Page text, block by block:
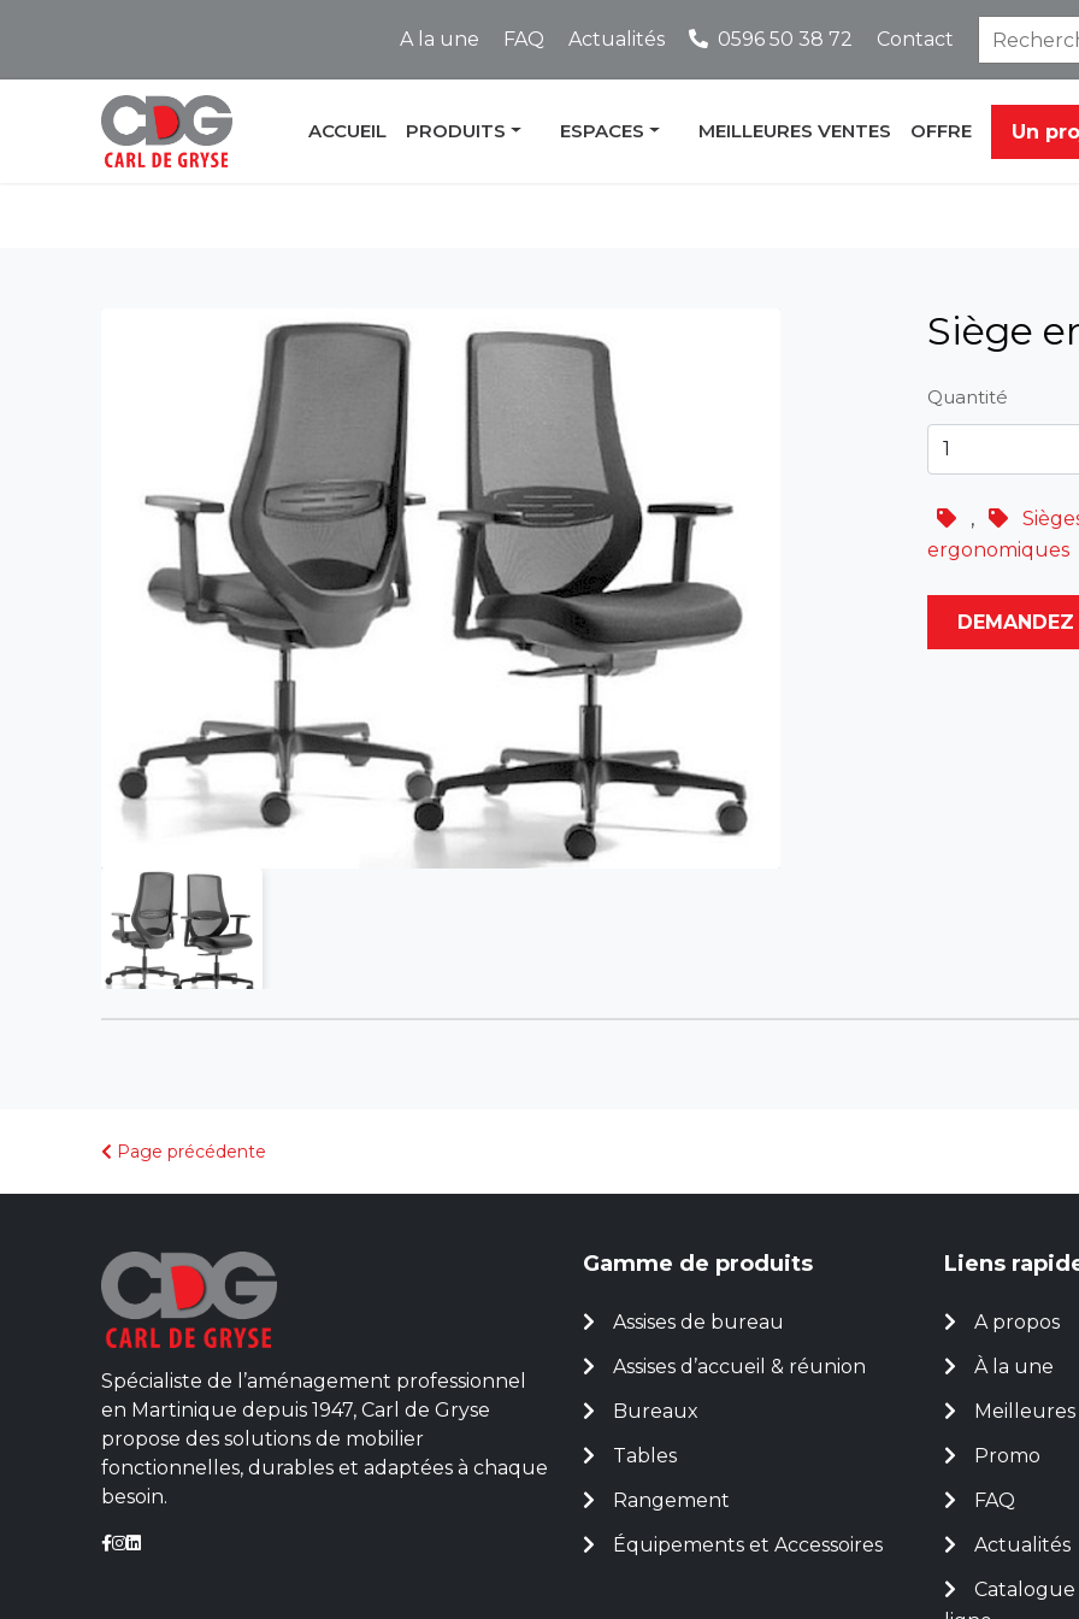
A la une FAQ Actualités 0596 50 38 72 Contact
ACCUEIL PRODUITS ESPACES MEILLEURES VENTES OFFRE Un
Siège
Quantité
,
ergonomiques
DEMANDEZ
Page précédente
Spécialiste de l’aménagement professionnel
en Martinique depuis 1947, Carl de Gryse
propose des solutions de mobilier
fonctionnelles, durables et adaptées à chaque
besoin.
Gamme de produits
Assises de bureau
Assises d’accueil & réunion
Bureaux
Tables
Rangement
Équipements et Accessoires
Liens
A propos
À la une
Promo
FAQ
Actualités
Catalogue